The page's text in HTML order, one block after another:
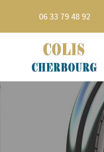
06 33 79 48 92